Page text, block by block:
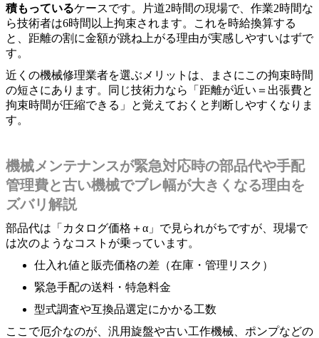
積もっているケースです。片道2時間の現場で、作業2時間な
ら技術者は6時間以上拘束されます。これを時給換算する
と、距離の割に金額が跳ね上がる理由が実感しやすいはずで
す。
近くの機械修理業者を選ぶメリットは、まさにこの拘束時間
の短さにあります。同じ技術力なら「距離が近い＝出張費と
拘束時間が圧縮できる」と覚えておくと判断しやすくなりま
す。
機械メンテナンスが緊急対応時の部品代や手配
管理費と古い機械でブレ幅が大きくなる理由を
ズバリ解説
部品代は「カタログ価格＋α」で見られがちですが、現場で
は次のようなコストが乗っています。
仕入れ値と販売価格の差（在庫・管理リスク）
緊急手配の送料・特急料金
型式調査や互換品選定にかかる工数
ここで厄介なのが、汎用旋盤や古い工作機械、ポンプなどの